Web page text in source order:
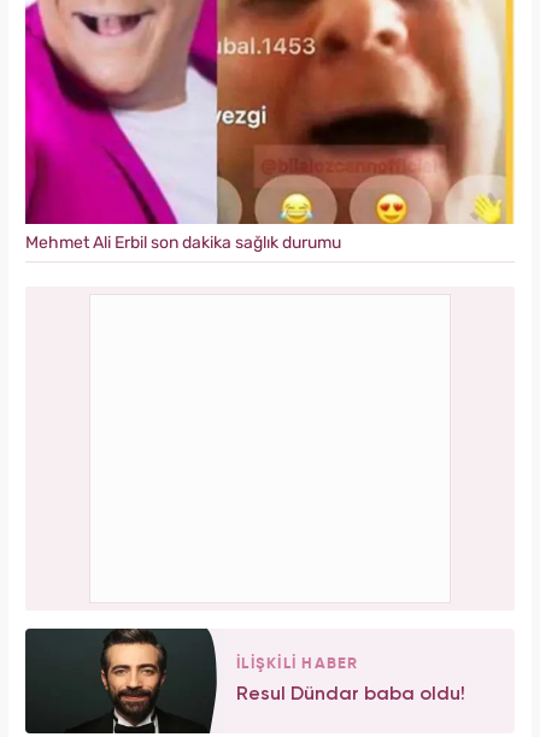
Mehmet Ali Erbil son dakika sağlık durumu
İLİŞKİLİ HABER
Resul Dündar baba oldu!